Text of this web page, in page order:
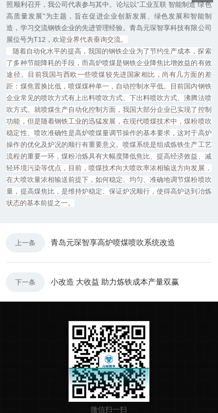
照顺利召开，我公司代表参与其中。 论坛以“工业互联 智能制造 绿色
高质量发展"为主题，旨在促进企业创新发展、绿色发展和智能制
造，学习交流钢铁企业的先进管理经验。青岛元琛智享科技有限公司
展位号为T12 ，欢迎业界代表垂询交流。
随着自动化水平的提高，我国的钢铁企业为了节约生产成本，探索
了多种节能降耗的手段，而高炉喷煤是钢铁企业降焦比增效益的有效
途径。目前我国与西欧一些喷煤较先进国家相比，尚有几方面的差
距：煤焦置换比低，喷煤煤种单一，自动控制水平低。目前国内钢铁
企业常见的喷吹方式有上出料喷吹方式、下出料喷吹方式、沸腾法喷
吹方式。就喷煤生产自动化控制方面，我国大部分企业已实现了控制
功能，但是随着钢铁工业的迅猛发展，在现代喷煤技术中，煤粉喷吹
稳定性、喷吹准确性是高炉喷煤量调节操作的基本要求，这对于高炉
操作的优化及炉况的顺行有重要意义。喷煤系统是组成炼铁生产工艺
流程的重要一环，煤粉冶炼具有大幅度降低焦比、提高经济效益、减
轻环境污染等优点，目前，喷煤技术向大喷吹率浓相输送方向发展，
在大喷吹量浓相输送前提下，如何稳定、均匀、准确地调节煤粉喷吹
量，提高煤焦比，是维持炉稳定、保证炉况顺行，使得高炉达到 冶炼
状态的基本前提之一。
上一条 青岛元琛智享高炉喷煤喷吹系统改造
下一条 小改造 大收益 助力炼铁成本产量双赢
微信扫一扫